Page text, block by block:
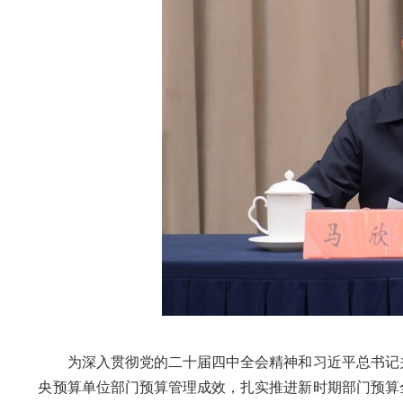
为深入贯彻党的二十届四中全会精神和习近平总书
央预算单位部门预算管理成效，扎实推进新时期部门预